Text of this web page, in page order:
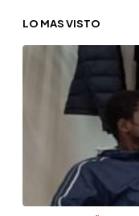
LO MÁS VISTO